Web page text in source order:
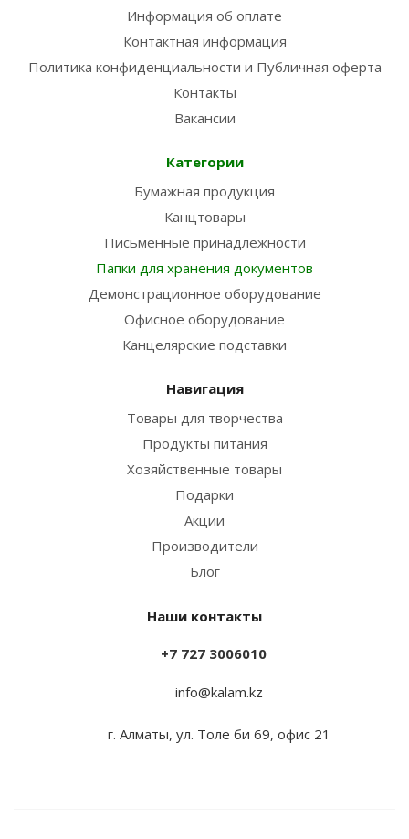
Информация об оплате
Контактная информация
Политика конфиденциальности и Публичная оферта
Контакты
Вакансии
Категории
Бумажная продукция
Канцтовары
Письменные принадлежности
Папки для хранения документов
Демонстрационное оборудование
Офисное оборудование
Канцелярские подставки
Навигация
Товары для творчества
Продукты питания
Хозяйственные товары
Подарки
Акции
Производители
Блог
Наши контакты
+7 727 3006010
info@kalam.kz
г. Алматы, ул. Толе би 69, офис 21